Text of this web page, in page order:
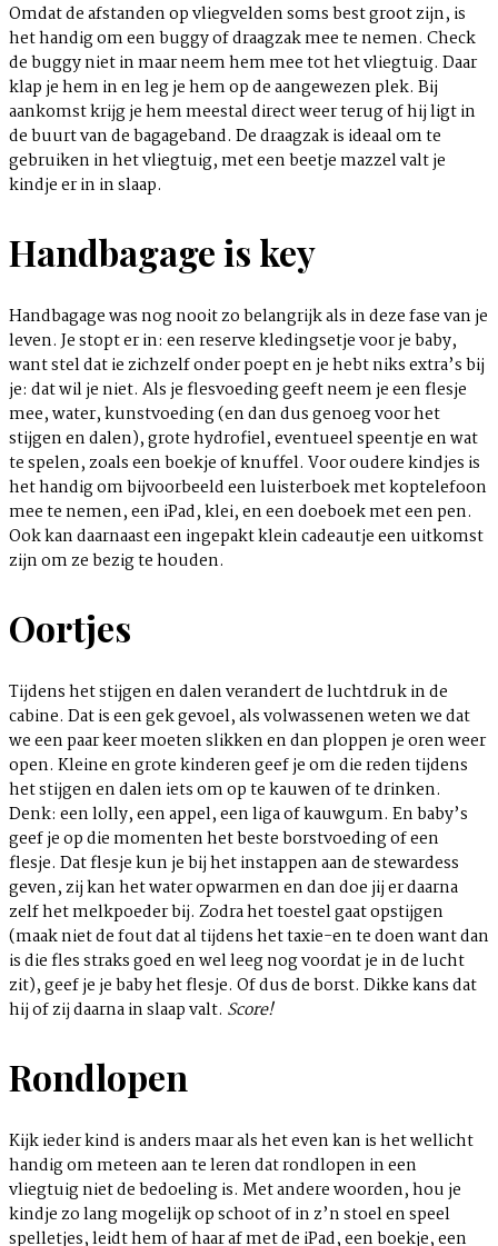
Omdat de afstanden op vliegvelden soms best groot zijn, is
het handig om een buggy of draagzak mee te nemen. Check
de buggy niet in maar neem hem mee tot het vliegtuig. Daar
klap je hem in en leg je hem op de aangewezen plek. Bij
aankomst krijg je hem meestal direct weer terug of hij ligt in
de buurt van de bagageband. De draagzak is ideaal om te
gebruiken in het vliegtuig, met een beetje mazzel valt je
kindje er in in slaap.
Handbagageis key
Handbagage was nog nooit zo belangrijk als in deze fase van je
leven. Je stopt er in: een reserve kledingsetje voor je baby,
want stel dat ie zichzelf onder poept en je hebt niks extra’s bij
je: dat wil je niet. Als je flesvoeding geeft neem je een flesje
mee, water, kunstvoeding (en dan dus genoeg voor het
stijgen en dalen), grote hydrofiel, eventueel speentje en wat
te spelen, zoals een boekje of knuffel. Voor oudere kindjes is
het handig om bijvoorbeeld een luisterboek met koptelefoon
mee te nemen, een iPad, klei, en een doeboek met een pen.
Ook kan daarnaast een ingepakt klein cadeautje een uitkomst
zijn om ze bezig te houden.
Oortjes
Tijdens het stijgen en dalen verandert de luchtdruk in de
cabine. Dat is een gek gevoel, als volwassenen weten we dat
we een paar keer moeten slikken en dan ploppen je oren weer
open. Kleine en grote kinderen geef je om die reden tijdens
het stijgen en dalen iets om op te kauwen of te drinken.
Denk: een lolly, een appel, een liga of kauwgum. En baby’s
geef je op die momenten het beste borstvoeding of een
flesje. Dat flesje kun je bij het instappen aan de stewardess
geven, zij kan het water opwarmen en dan doe jij er daarna
zelf het melkpoeder bij. Zodra het toestel gaat opstijgen
(maak niet de fout dat al tijdens het taxie-en te doen want dan
is die fles straks goed en wel leeg nog voordat je in de lucht
zit), geef je je baby het flesje. Of dus de borst. Dikke kans dat
hij of zij daarna in slaap valt. Score!
Rondlopen
Kijk ieder kind is anders maar als het even kan is het wellicht
handig om meteen aan te leren dat rondlopen in een
vliegtuig niet de bedoeling is. Met andere woorden, hou je
kindje zo lang mogelijk op schoot of in z’n stoel en speel
spelletjes, leidt hem of haar af met de iPad, een boekje, een